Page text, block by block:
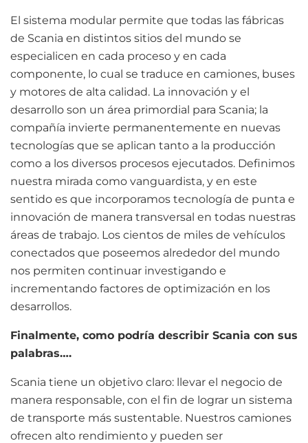
El sistema modular permite que todas las fábricas
de Scania en distintos sitios del mundo se
especialicen en cada proceso y en cada
componente, lo cual se traduce en camiones, buses
y motores de alta calidad. La innovación y el
desarrollo son un área primordial para Scania; la
compañía invierte permanentemente en nuevas
tecnologías que se aplican tanto a la producción
como a los diversos procesos ejecutados. Definimos
nuestra mirada como vanguardista, y en este
sentido es que incorporamos tecnología de punta e
innovación de manera transversal en todas nuestras
áreas de trabajo. Los cientos de miles de vehículos
conectados que poseemos alrededor del mundo
nos permiten continuar investigando e
incrementando factores de optimización en los
desarrollos.
Finalmente, como podría describir Scania con sus
palabras….
Scania tiene un objetivo claro: llevar el negocio de
manera responsable, con el fin de lograr un sistema
de transporte más sustentable. Nuestros camiones
ofrecen alto rendimiento y pueden ser